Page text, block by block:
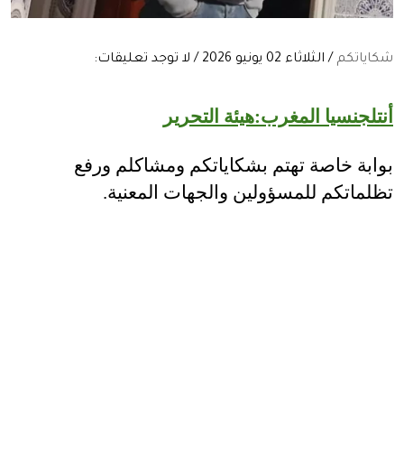
شكاياتكم / الثلاثاء 02 يونيو 2026 / لا توجد تعليقات:
أنتلجنسيا المغرب:هيئة التحرير
بوابة خاصة تهتم بشكاياتكم ومشاكلم ورفع
تظلماتكم للمسؤولين والجهات المعنية.